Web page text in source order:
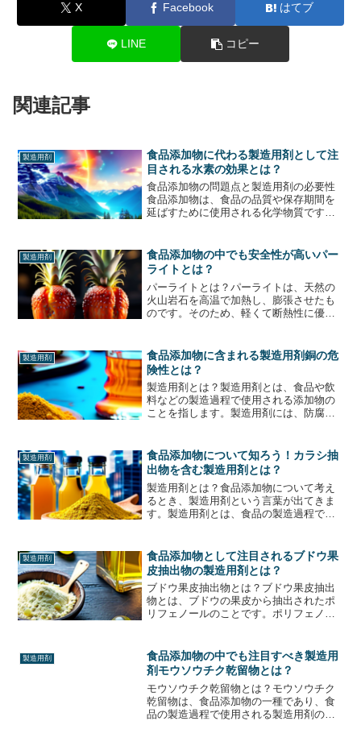
X Facebook はてブ
LINE コピー
関連記事
製造用剤
食品添加物に代わる製造用剤として注
目される水素の効果とは？
食品添加物の問題点と製造用剤の必要性
食品添加物は、食品の品質や保存期間を
延ばすために使用される化学物質です。
が高まっています。そのため、食品メー
カーは、添加物に代わる製...
製造用剤
食品添加物の中でも安全性が高いパー
ライトとは？
パーライトとは？パーライトは、天然の
火山岩石を高温で加熱し、膨張させたも
のです。そのため、軽くて断熱性に優
存や加工において、様々な目的で使用さ
れています。例えば、食品の...
製造用剤
食品添加物に含まれる製造用剤銅の危
険性とは？
製造用剤とは？製造用剤とは、食品や飲
料などの製造過程で使用される添加物の
ことを指します。製造用剤には、防腐剤
剤として広く使用されています。銅は、
食品や飲料の色や風味を改...
製造用剤
食品添加物について知ろう！カラシ抽
出物を含む製造用剤とは？
製造用剤とは？食品添加物について考え
るとき、製造用剤という言葉が出てきま
す。製造用剤とは、食品の製造過程で使
色料や香料、食品の質感を改善するため
の増粘剤や安定剤、保存期間...
製造用剤
食品添加物として注目されるブドウ果
皮抽出物の製造用剤とは？
ブドウ果皮抽出物とは？ブドウ果皮抽出
物とは、ブドウの果皮から抽出されたポ
リフェノールのことです。ポリフェノー
います。また、ブドウ果皮抽出物には、
アントシアニンという成分...
製造用剤
食品添加物の中でも注目すべき製造用
剤モウソウチク乾留物とは？
モウソウチク乾留物とは？モウソウチク
乾留物は、食品添加物の一種であり、食
品の製造過程で使用される製造用剤の一